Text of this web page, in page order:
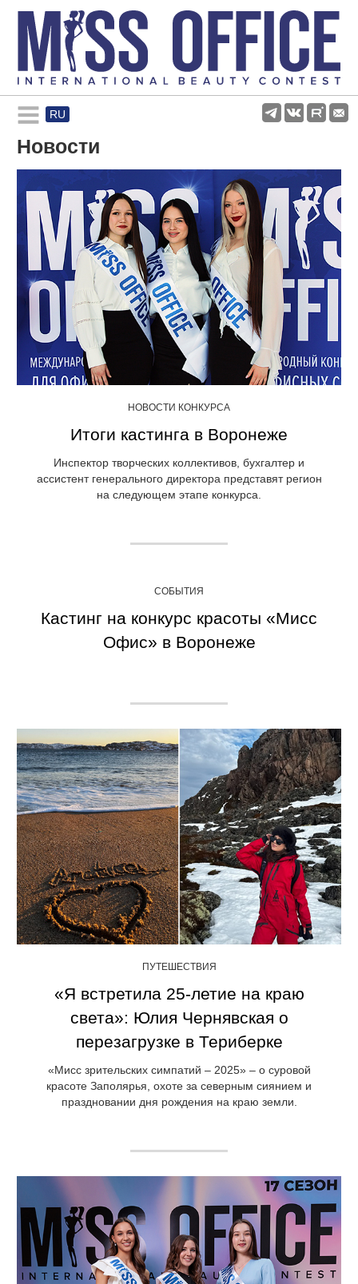
RU
Rules and regulations
About pageant
Participants
Gallery
Новости
НОВОСТИ КОНКУРСА
Итоги кастинга в Воронеже
Инспектор творческих коллективов, бухгалтер и
ассистент генерального директора представят регион
на следующем этапе конкурса.
СОБЫТИЯ
Кастинг на конкурс красоты «Мисс
Офис» в Воронеже
ПУТЕШЕСТВИЯ
«Я встретила 25-летие на краю
света»: Юлия Чернявская о
перезагрузке в Териберке
«Мисс зрительских симпатий – 2025» – о суровой
красоте Заполярья, охоте за северным сиянием и
праздновании дня рождения на краю земли.